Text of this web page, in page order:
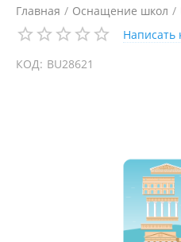
Главная / Оснащение школ /
Написать
КОД: BU28621